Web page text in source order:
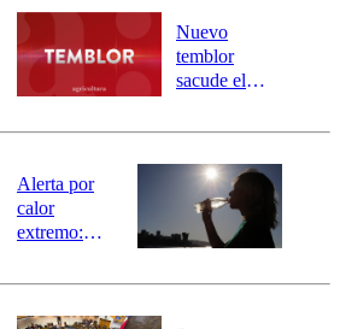
río Damas:
activa
mensajería
SAE
Nuevo
temblor
sacude el
revisa la
epicentro
Alerta por
calor
extremo:
activa Alerta